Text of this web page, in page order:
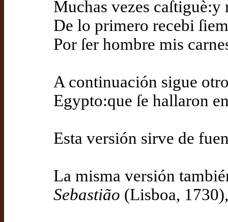
Muchas vezes caſtiguè:y
De lo primero recebi
Por ſer hombre mis
A continuación sigue
Egypto:que ſe hallaron
Esta versión sirve de
La misma versión
Sebastião (Lisboa,